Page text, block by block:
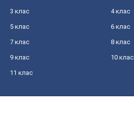
3 клас 4 клас
5 клас 6 клас
7 клас 8 клас
9 клас 10 клас
11 клас